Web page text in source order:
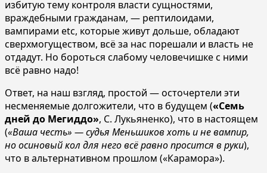
избитую тему контроля власти сущностями,
враждебными гражданам, — рептилоидами,
вампирами etc, которые живут дольше, обладают
сверхмогуществом, всё за нас порешали и власть не
отдадут. Но бороться слабому человечишке с ними
всё равно надо!
Ответ, на наш взгляд, простой — осточертели эти
несменяемые долгожители, что в будущем («Семь
дней до Мегиддо», С. Лукьяненко), что в настоящем
(«Ваша честь» — судья Меньшиков хоть и не вампир,
но осиновый кол для него всё равно просится в руки),
что в альтернативном прошлом («Карамора»).